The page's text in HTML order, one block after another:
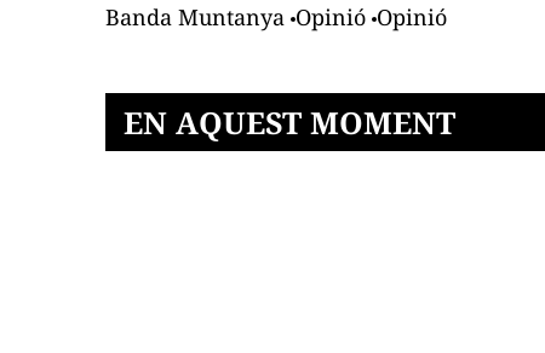
Banda Muntanya Opinió Opinió
EN AQUEST MOMENT